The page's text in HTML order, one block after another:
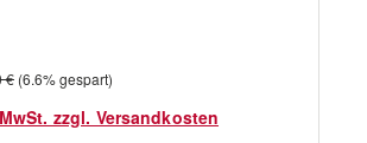
Preis:
€ (6.6% gespart)
zzgl. Versandkosten